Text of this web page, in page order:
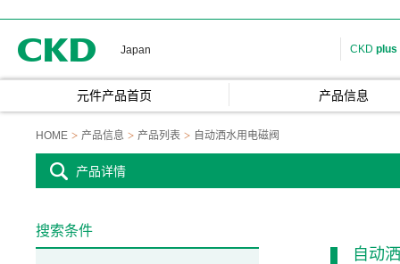
Japan CKD plus
元件产品首页 产品信息
HOME 产品信息 产品列表 自动洒水用电磁阀
产品详情
自动
搜索条件